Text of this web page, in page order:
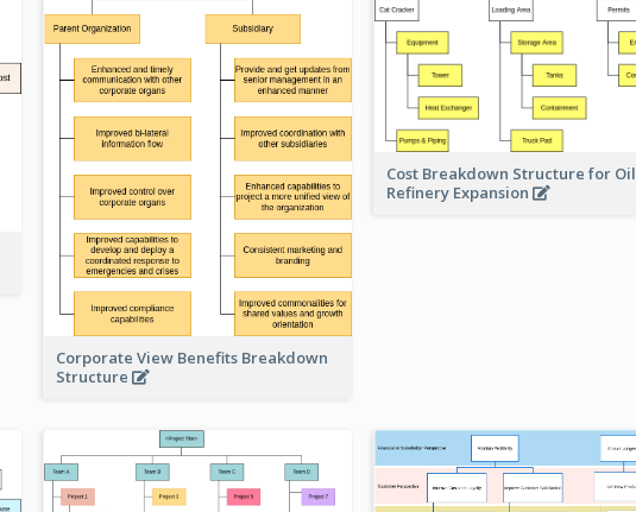
Corporate View Benefits Breakdown
Structure
Cost Breakdown Structure for Oil
Refinery Expansion